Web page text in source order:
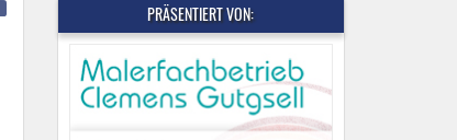
PRÄSENTIERT VON: